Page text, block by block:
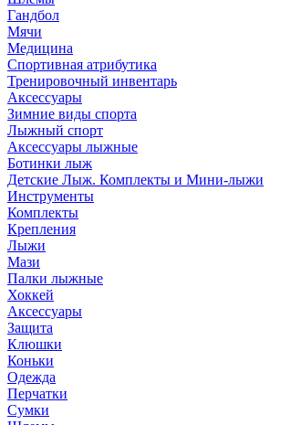
Гандбол
Мячи
Медицина
Спортивная атрибутика
Тренировочный инвентарь
Аксессуары
Зимние виды спорта
Лыжный спорт
Аксессуары лыжные
Ботинки лыж
Детские Лыж. Комплекты и Мини-лыжи
Инструменты
Комплекты
Крепления
Лыжи
Мази
Палки лыжные
Хоккей
Аксессуары
Защита
Клюшки
Коньки
Одежда
Перчатки
Сумки